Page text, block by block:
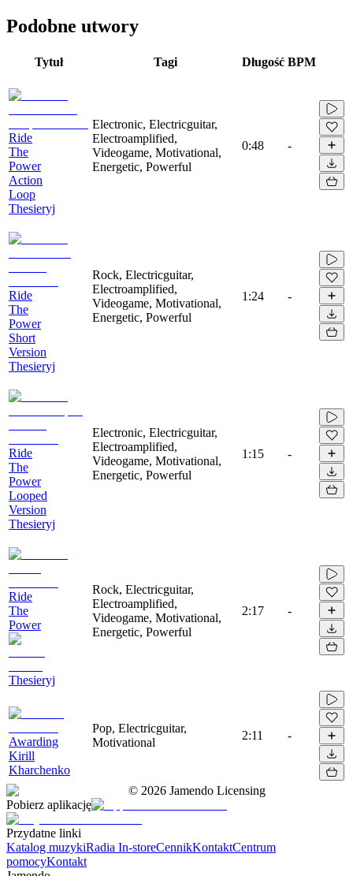
Podobne utwory
Tytuł Tagi Długość BPM
Ride
The
Power
Action
Loop
Thesieryj
Electronic, Electricguitar,
Electroamplified,
Videogame, Motivational,
Energetic, Powerful
0:48 -
Ride
The
Power
Short
Version
Thesieryj
Rock, Electricguitar,
Electroamplified,
Videogame, Motivational,
Energetic, Powerful
1:24 -
Ride
The
Power
Looped
Version
Thesieryj
Electronic, Electricguitar,
Electroamplified,
Videogame, Motivational,
Energetic, Powerful
1:15 -
Ride
The
Power
Thesieryj
Rock, Electricguitar,
Electroamplified,
Videogame, Motivational,
Energetic, Powerful
2:17 -
Awarding
Kirill
Kharchenko
Pop, Electricguitar,
Motivational
2:11 -
© 2026 Jamendo Licensing
Pobierz aplikację
Przydatne linki
Katalog muzykiRadia In-storeCennikKontaktCentrum
pomocyKontakt